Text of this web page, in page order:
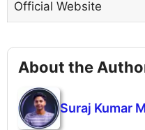
Official Website
About the
Suraj Kumar